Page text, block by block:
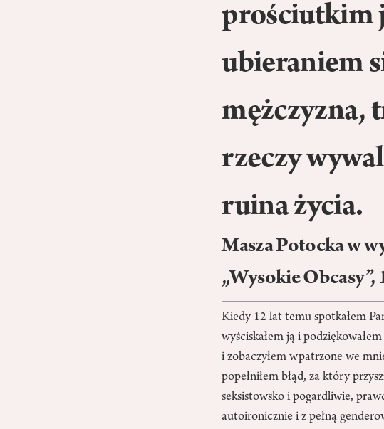
prościutkim
ubieraniem
mężczyzna,
rzeczy
ruina życia.
Masza Potocka w
„Wysokie
Kiedy 12 lat temu spotkałem
wyściskałem ją i
i zobaczyłem wpatrzone we
popełniłem błąd, za który
seksistowsko i pogardliwie,
autoironicznie i z pełną